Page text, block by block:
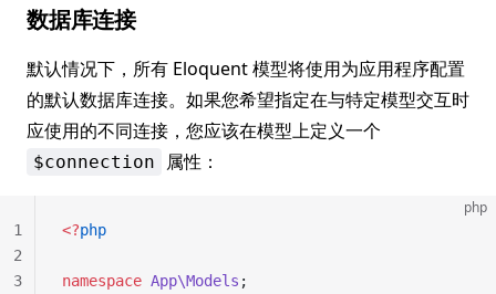
数据库连接
默认情况下，所有 Eloquent 模型将使用为应用程序配置
的默认数据库连接。如果您希望指定在与特定模型交互时
应使用的不同连接，您应该在模型上定义一个
$connection 属性：
php
<?php
namespace App\Models ;
1
2
3